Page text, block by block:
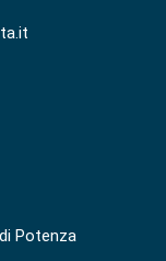
Potenza